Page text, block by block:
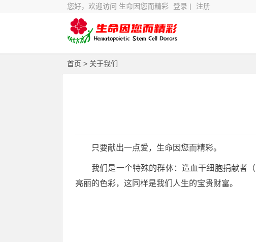
您好，欢迎访问 生命因您而精彩 登录 | 注册
首页 > 关于我们
只要献出一点爱，生命因您而精彩。
我们是一个特殊的群体：造血干细胞捐献者（
亮丽的色彩，这同样是我们人生的宝贵财富。